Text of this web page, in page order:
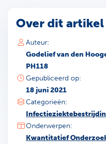
Over dit artikel
Auteur:
Godelief van den
PH118
Gepubliceerd op:
18 juni 2021
Categorieën:
Onderwerpen:
Kwantitatief